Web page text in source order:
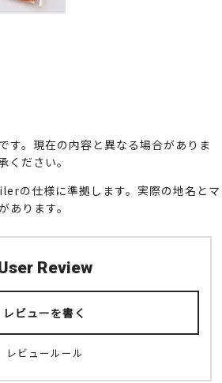
す。現在の内容と異なる場合がありま
ください。
の仕様に準拠します。実際の地名とマ
あります。
Review
レビューを書く
レビュールール